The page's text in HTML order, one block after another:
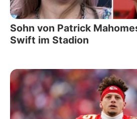
Sohn von Patrick
Swift im Stadion